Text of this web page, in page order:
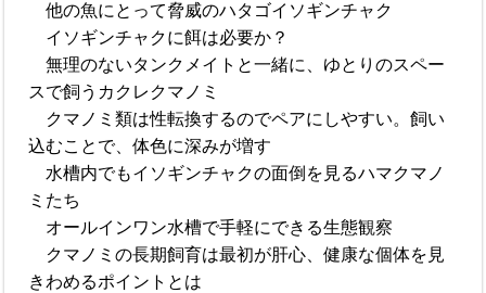
他の魚にとって脅威のハタゴイソギンチャク
イソギンチャクに餌は必要か？
無理のないタンクメイトと一緒に、ゆとりのスペー
スで飼うカクレクマノミ
クマノミ類は性転換するのでペアにしやすい。飼い
込むことで、体色に深みが増す
水槽内でもイソギンチャクの面倒を見るハマクマノ
ミたち
オールインワン水槽で手軽にできる生態観察
クマノミの長期飼育は最初が肝心、健康な個体を見
きわめるポイントとは